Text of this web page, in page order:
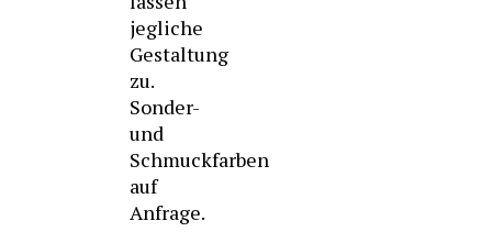
jegliche
Gestaltung
zu.
Sonder-
und
Schmuckfarben
auf
Anfrage.